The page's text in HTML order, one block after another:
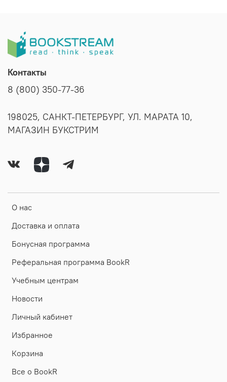
О нас
Доставка и оплата
Бонусная программа
Реферальная программа BookR
Учебным центрам
Новости
Личный кабинет
Избранное
Корзина
Все о BookR
Контакты
8 (800) 350-77-36
198025, САНКТ-ПЕТЕРБУРГ, УЛ. МАРАТА 10,
МАГАЗИН БУКСТРИМ